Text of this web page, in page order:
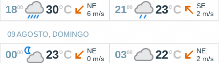
1800 30°C
NE
6 m/s
2100 23°C
SE
2 m/s
09 AGOSTO, DOMINGO
0000 23°C
NE
0 m/s
0300 22°C
NE
2 m/s